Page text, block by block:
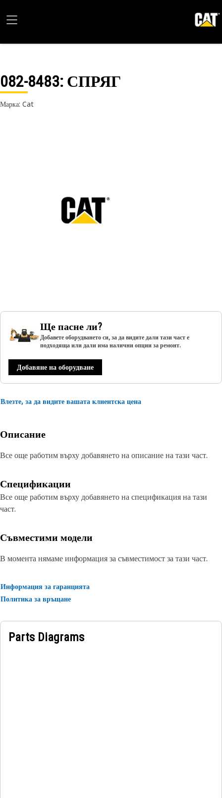
082-8483: СПРЯГ
Марка: Cat
Ще пасне ли?
Добавете оборудването си, за да видите дали тази част е
подходяща или дали има налични опции за ремонт.
Добавяне на оборудване
Влезте, за да видите вашата клиентска цена
Описание
Все още работим върху добавянето на описание на тази част.
Спецификации
Все още работим върху добавянето на спецификация на тази
част.
Съвместими модели
В момента нямаме информация за съвместимост за тази част.
Информация за гаранцията
Политика за връщане
Parts Diagrams